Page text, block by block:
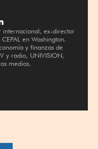
internacional, ex-director
en Washington.
y finanzas de
y radio, UNIVISION,
medios.